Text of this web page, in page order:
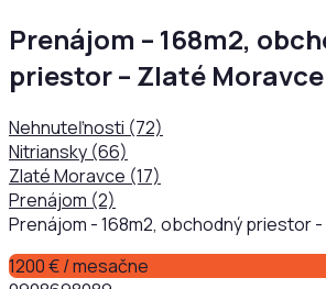
Prenájom – 168m2,
priestor – Zlaté Moravce
Nehnuteľnosti (72)
Nitriansky (66)
Zlaté Moravce (17)
Prenájom (2)
Prenájom - 168m2, obchodný priestor
1200 € / mesačne